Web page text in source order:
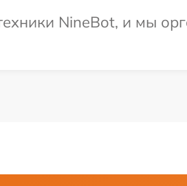
NineBot, и мы